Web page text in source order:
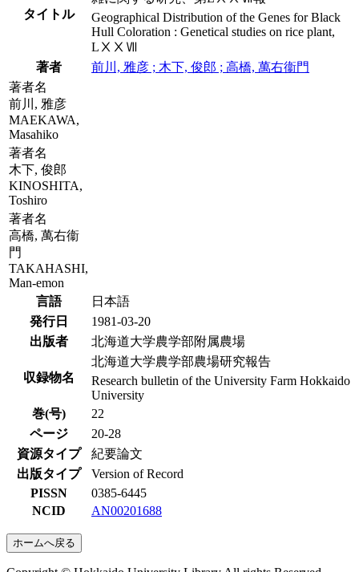
タイトル
Geographical Distribution of the Genes for Black
Hull Coloration : Genetical studies on rice plant,
LⅩⅩⅦ
著者
前川, 雅彦 ; 木下, 俊郎 ; 高橋, 萬右衞門
著者名
前川, 雅彦
MAEKAWA,
Masahiko
著者名
木下, 俊郎
KINOSHITA,
Toshiro
著者名
高橋, 萬右衞
門
TAKAHASHI,
Man-emon
言語
日本語
発行日
1981-03-20
出版者
北海道大学農学部附属農場
収録物名
北海道大学農学部農場研究報告
Research bulletin of the University Farm Hokkaido
University
巻(号)
22
ページ
20-28
資源タイプ
紀要論文
出版タイプ
Version of Record
PISSN
0385-6445
NCID
AN00201688
ホームへ戻る